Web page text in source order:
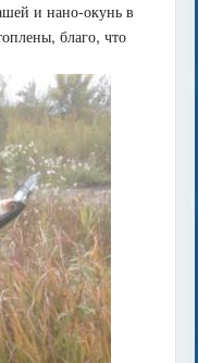
и нано-окунь в
благо, что